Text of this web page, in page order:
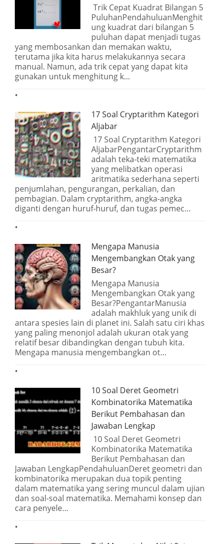
Trik Cepat Kuadrat Bilangan 5
PuluhanPendahuluanMenghit
ung kuadrat dari bilangan 5
puluhan dapat menjadi tugas
yang membosankan dan memakan waktu,
terutama jika kita harus melakukannya secara
manual. Namun, ada trik cepat yang dapat kita
gunakan untuk menghitung k…
17 Soal Cryptarithm Kategori
Aljabar
17 Soal Cryptarithm Kategori
AljabarPengantarCryptarithm
adalah teka-teki matematika
yang melibatkan operasi
aritmatika sederhana seperti
penjumlahan, pengurangan, perkalian, dan
pembagian. Dalam cryptarithm, angka-angka
diganti dengan huruf-huruf, dan tugas pemec…
Mengapa Manusia
Mengembangkan Otak yang
Besar?
Mengapa Manusia
Mengembangkan Otak yang
Besar?PengantarManusia
adalah makhluk yang unik di
antara spesies lain di planet ini. Salah satu ciri khas
yang paling menonjol adalah ukuran otak yang
relatif besar dibandingkan dengan tubuh kita.
Mengapa manusia mengembangkan ot…
10 Soal Deret Geometri
Kombinatorika Matematika
Berikut Pembahasan dan
Jawaban Lengkap
10 Soal Deret Geometri
Kombinatorika Matematika
Berikut Pembahasan dan
Jawaban LengkapPendahuluanDeret geometri dan
kombinatorika merupakan dua topik penting
dalam matematika yang sering muncul dalam ujian
dan soal-soal matematika. Memahami konsep dan
cara penyele…